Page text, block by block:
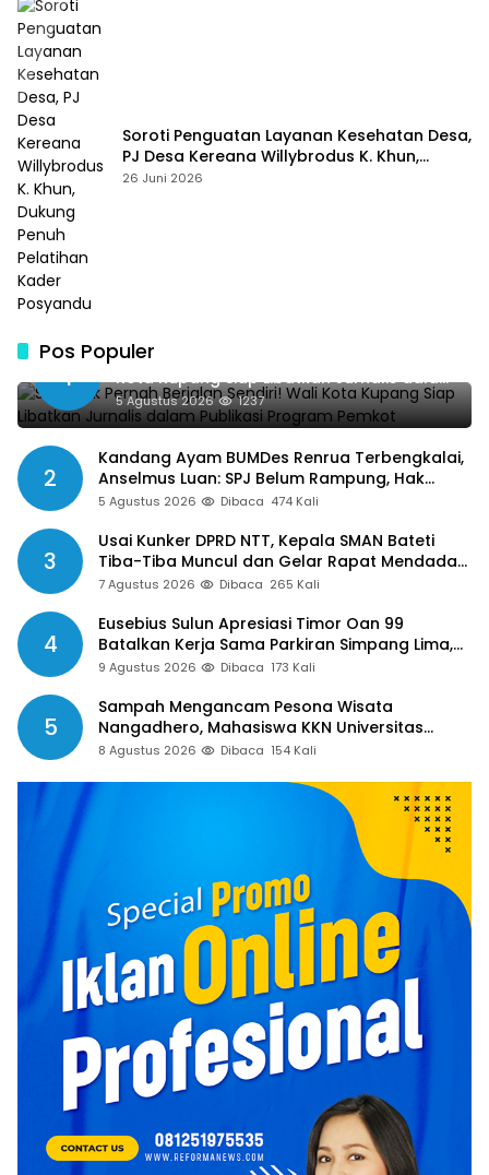
Soroti Penguatan Layanan Kesehatan Desa,
PJ Desa Kereana Willybrodus K. Khun,
Dukung Penuh Pelatihan Kader Posyandu
26 Juni 2026
Pos Populer
1
SMSI Tak Pernah Berjalan Sendiri! Wali
Kota Kupang Siap Libatkan Jurnalis dalam
Publikasi Program Pemkot
5 Agustus 2026 1237
2
Kandang Ayam BUMDes Renrua Terbengkalai,
Anselmus Luan: SPJ Belum Rampung, Hak
Aparat Desa Sejak Januari Belum Dibayar
5 Agustus 2026 Dibaca 474 Kali
3
Usai Kunker DPRD NTT, Kepala SMAN Bateti
Tiba-Tiba Muncul dan Gelar Rapat Mendadak,
Guru Pertanyakan Hak 15 Persen yang Belum
7 Agustus 2026 Dibaca 265 Kali
4
Eusebius Sulun Apresiasi Timor Oan 99
Batalkan Kerja Sama Parkiran Simpang Lima,
Minta Pemkab Belu Tak Gegabah Buat
9 Agustus 2026 Dibaca 173 Kali
5
Sampah Mengancam Pesona Wisata
Nangadhero, Mahasiswa KKN Universitas
Muhamadiyah Turun Tangan Bersihkan Pantai
8 Agustus 2026 Dibaca 154 Kali